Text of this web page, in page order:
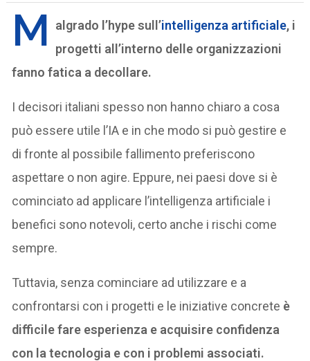
M algrado l’hype sull’intelligenza artificiale, i
progetti all’interno delle organizzazioni
fanno fatica a decollare.
I decisori italiani spesso non hanno chiaro a cosa
può essere utile l’IA e in che modo si può gestire e
di fronte al possibile fallimento preferiscono
aspettare o non agire. Eppure, nei paesi dove si è
cominciato ad applicare l’intelligenza artificiale i
benefici sono notevoli, certo anche i rischi come
sempre.
Tuttavia, senza cominciare ad utilizzare e a
confrontarsi con i progetti e le iniziative concrete è
difficile fare esperienza e acquisire confidenza
con la tecnologia e con i problemi associati.